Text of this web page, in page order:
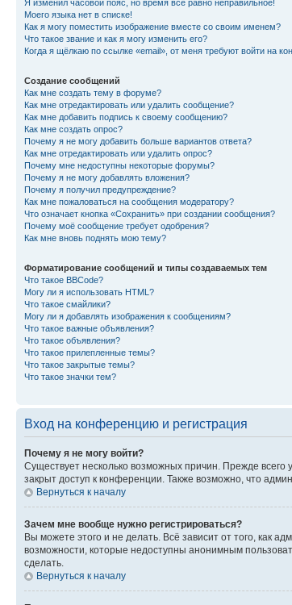
Я изменил часовой пояс, но время всё равно неправильное!
Моего языка нет в списке!
Как я могу поместить изображение вместе со своим именем?
Что такое звание и как я могу изменить его?
Когда я щёлкаю по ссылке «email», от меня требуют войти на
Создание сообщений
Как мне создать тему в форуме?
Как мне отредактировать или удалить сообщение?
Как мне добавить подпись к своему сообщению?
Как мне создать опрос?
Почему я не могу добавить больше вариантов ответа?
Как мне отредактировать или удалить опрос?
Почему мне недоступны некоторые форумы?
Почему я не могу добавлять вложения?
Почему я получил предупреждение?
Как мне пожаловаться на сообщения модератору?
Что означает кнопка «Сохранить» при создании сообщения?
Почему моё сообщение требует одобрения?
Как мне вновь поднять мою тему?
Форматирование сообщений и типы создаваемых тем
Что такое BBCode?
Могу ли я использовать HTML?
Что такое смайлики?
Могу ли я добавлять изображения к сообщениям?
Что такое важные объявления?
Что такое объявления?
Что такое прилепленные темы?
Что такое закрытые темы?
Что такое значки тем?
Вход на конференцию и регистрация
Почему я не могу войти?
Существует несколько возможных причин. Прежде
закрыт доступ к конференции. Также возможно, что
Вернуться к началу
Зачем мне вообще нужно регистрироваться?
Вы можете этого и не делать. Всё зависит от того, как
возможности, которые недоступны анонимным
сделать.
Вернуться к началу